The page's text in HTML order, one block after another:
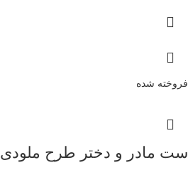
فروخته شده
ست مادر و دختر طرح ملودی